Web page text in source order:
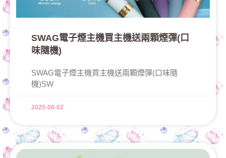
SWAG電子煙主機買主機送兩顆煙彈(口
味隨機)
SWAG電子煙主機買主機送兩顆煙彈(口味隨
機)SW
2025-08-02